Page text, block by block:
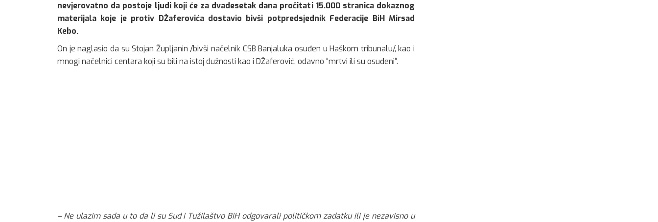
nevjerovatno da postoje ljudi koji će za dvadesetak dana pročitati 15.000 stranica dokaznog
materijala koje je protiv DŽaferovića dostavio bivši potpredsjednik Federacije BiH Mirsad
Kebo.
On je naglasio da su Stojan Župljanin /bivši načelnik CSB Banjaluka osuđen u Haškom tribunalu/, kao i
mnogi načelnici centara koji su bili na istoj dužnosti kao i DŽaferović, odavno “mrtvi ili su osuđeni”.
– Ne ulazim sada u to da li su Sud i Tužilaštvo BiH odgovarali političkom zadatku ili je nezavisno u